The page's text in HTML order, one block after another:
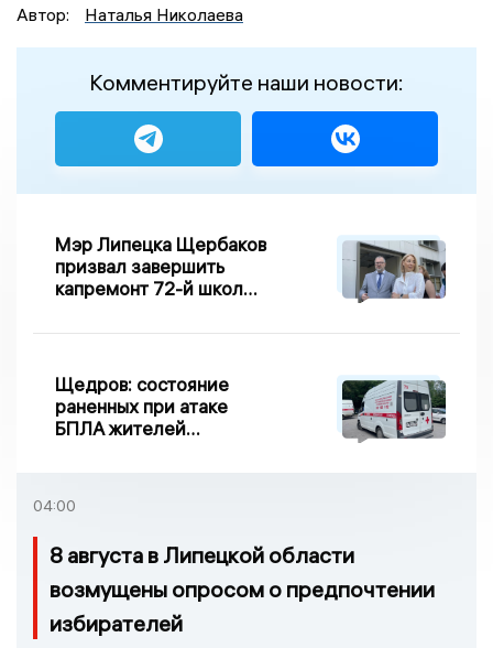
Автор:
Наталья Николаева
Комментируйте наши новости:
Мэр Липецка Щербаков
призвал завершить
капремонт 72-й школы
Щедров: состояние
раненных при атаке
БПЛА жителей
04:00
8 августа в Липецкой области
возмущены опросом о предпочтении
избирателей